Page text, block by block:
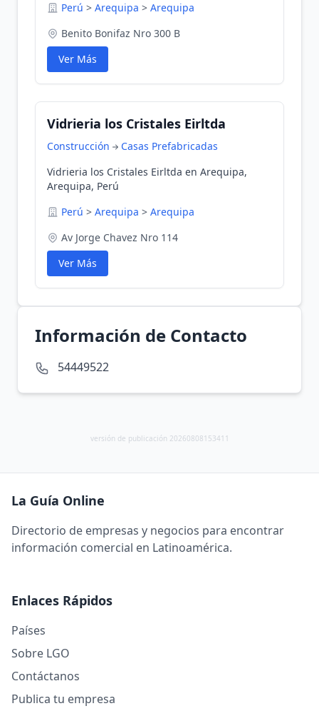
Perú > Arequipa > Arequipa
Benito Bonifaz Nro 300 B
Ver Más
Vidrieria los Cristales Eirltda
Construcción
Casas Prefabricadas
Vidrieria los Cristales Eirltda en Arequipa,
Arequipa, Perú
Perú > Arequipa > Arequipa
Av Jorge Chavez Nro 114
Ver Más
Información de Contacto
54449522
versión de publicación 20260808153411
La Guía Online
Directorio de empresas y negocios para encontrar
información comercial en Latinoamérica.
Enlaces Rápidos
Países
Sobre LGO
Contáctanos
Publica tu empresa